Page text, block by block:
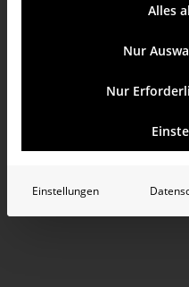
Veranstaltungen
Alles
Nur
Nur
Einstellungen